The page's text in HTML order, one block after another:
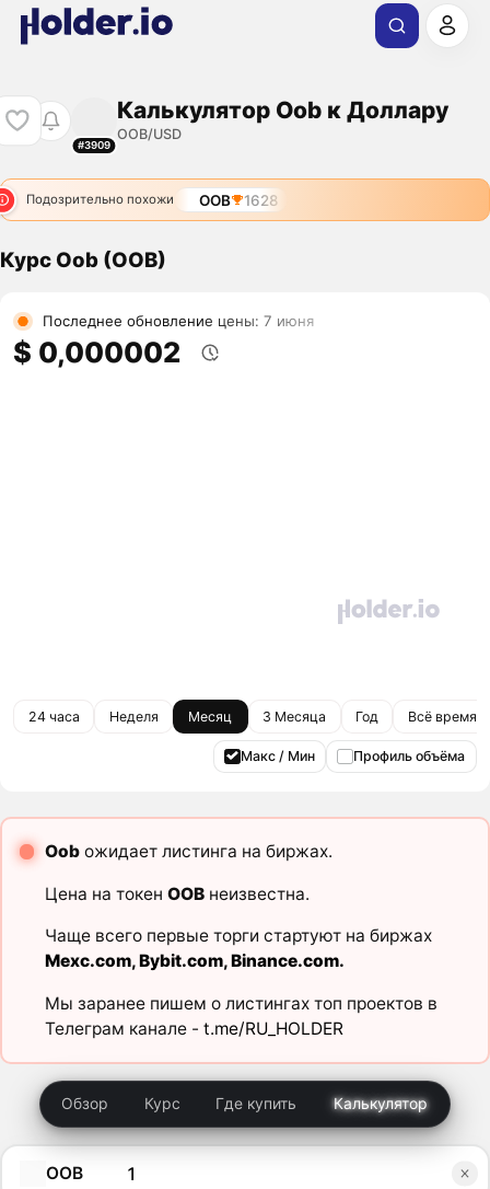
#3909
Калькулятор Oob к Доллару
OOB/USD
Подозрительно похожи OOB 1628
Курс Oob (OOB)
Последнее обновление цены: 7 июня
$ 0,000002
24 часа Неделя Месяц 3 Месяца Год Всё время
Макс / Мин Профиль объёма
Oobожидает листинга на биржах.
Цена на токен OOBнеизвестна.
Чаще всего первые торги стартуют на биржах
Mexc.com,Bybit.com,Binance.com.
Мы заранее пишем о листингах топ проектов в
Телеграм канале - t.me/RU_HOLDER
Обзор Курс Где купить Калькулятор
OOB